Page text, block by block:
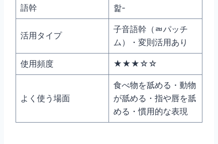
語幹 핥-
活用タイプ
子音語幹（ㄼパッチ
ム）・変則活用あり
使用頻度 ★★★☆☆
よく使う場面
食べ物を舐める・動物
が舐める・指や唇を舐
める・慣用的な表現